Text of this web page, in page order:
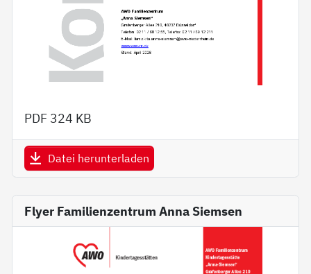
PDF 324 KB
Datei herunterladen
Flyer Familienzentrum Anna Siemsen